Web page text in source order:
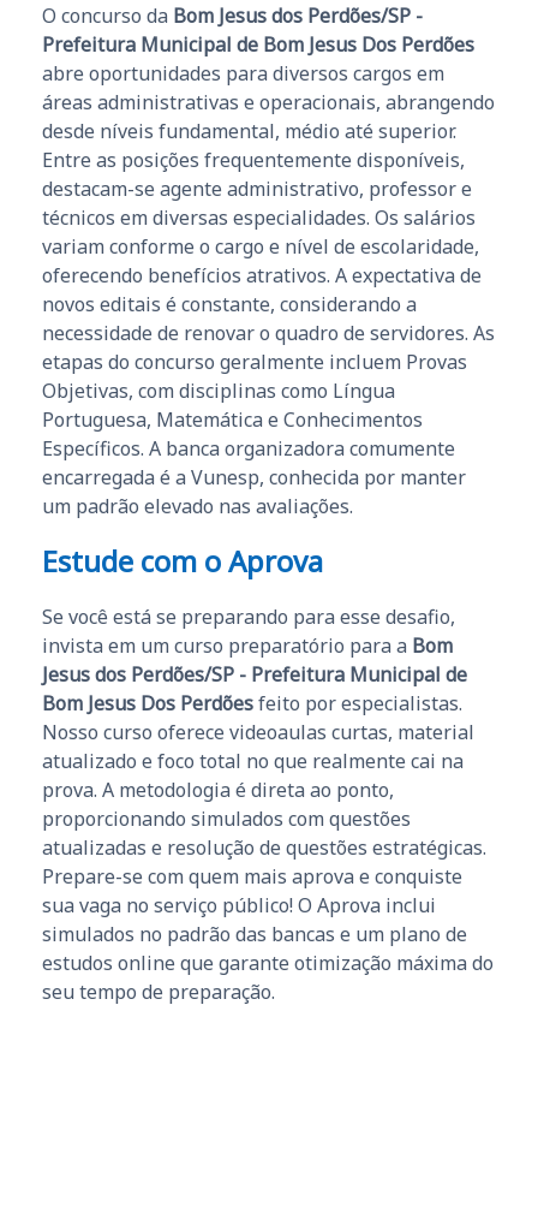
O concurso da Bom Jesus dos Perdões/SP -
Prefeitura Municipal de Bom Jesus Dos Perdões
abre oportunidades para diversos cargos em
áreas administrativas e operacionais, abrangendo
desde níveis fundamental, médio até superior.
Entre as posições frequentemente disponíveis,
destacam-se agente administrativo, professor e
técnicos em diversas especialidades. Os salários
variam conforme o cargo e nível de escolaridade,
oferecendo benefícios atrativos. A expectativa de
novos editais é constante, considerando a
necessidade de renovar o quadro de servidores. As
etapas do concurso geralmente incluem Provas
Objetivas, com disciplinas como Língua
Portuguesa, Matemática e Conhecimentos
Específicos. A banca organizadora comumente
encarregada é a Vunesp, conhecida por manter
um padrão elevado nas avaliações.
Estude com o Aprova
Se você está se preparando para esse desafio,
invista em um curso preparatório para a Bom
Jesus dos Perdões/SP - Prefeitura Municipal de
Bom Jesus Dos Perdõesfeito por especialistas.
Nosso curso oferece videoaulas curtas, material
atualizado e foco total no que realmente cai na
prova. A metodologia é direta ao ponto,
proporcionando simulados com questões
atualizadas e resolução de questões estratégicas.
Prepare-se com quem mais aprova e conquiste
sua vaga no serviço público! O Aprova inclui
simulados no padrão das bancas e um plano de
estudos online que garante otimização máxima do
seu tempo de preparação.